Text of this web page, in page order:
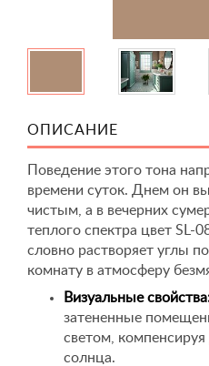
ОПИСАНИЕ
Поведение этого тона
времени суток. Днем он
чистым, а в вечерних
теплого спектра цвет SL-
словно растворяет углы
комнату в атмосферу
Визуальные
затененные
светом,
солнца.